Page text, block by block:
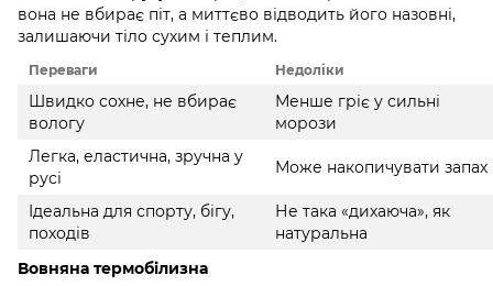
вона не вбирає піт, а миттєво відводить його назовні,
залишаючи тіло сухим і теплим.
Переваги Недоліки
Швидко сохне, не вбирає
вологу
Менше гріє у сильні
морози
Легка, еластична, зручна у
русі
Може накопичувати запах
Ідеальна для спорту, бігу,
походів
Не така «дихаюча», як
натуральна
Вовняна термобілизна